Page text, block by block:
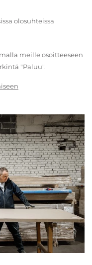
olosuhteissa
meille osoitteeseen
"Paluu".